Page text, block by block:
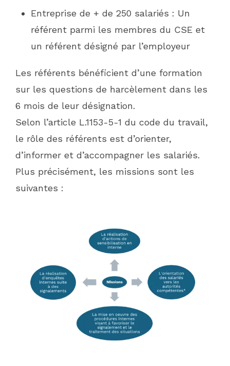
Entreprise de + de 250 salariés : Un
référent parmi les membres du CSE et
un référent désigné par l’employeur
Les référents bénéficient d’une formation
sur les questions de harcèlement dans les
6 mois de leur désignation.
Selon l’article L.1153-5-1 du code du travail,
le rôle des référents est d’orienter,
d’informer et d’accompagner les salariés.
Plus précisément, les missions sont les
suivantes :